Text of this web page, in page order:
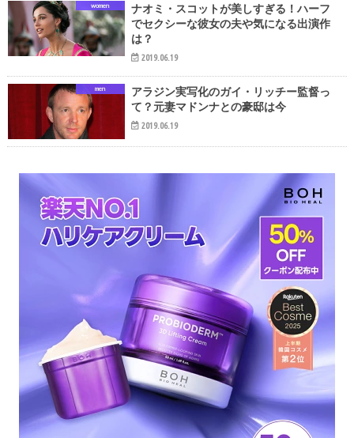
women
ナオミ・スコットが美しすぎる！ハーフ
でセクシーな彼女の夫や気になる出演作
は？
2019.06.19
men
アラジン実写化のガイ・リッチー監督っ
て？元妻マドンナとの豪邸は今
2019.06.19